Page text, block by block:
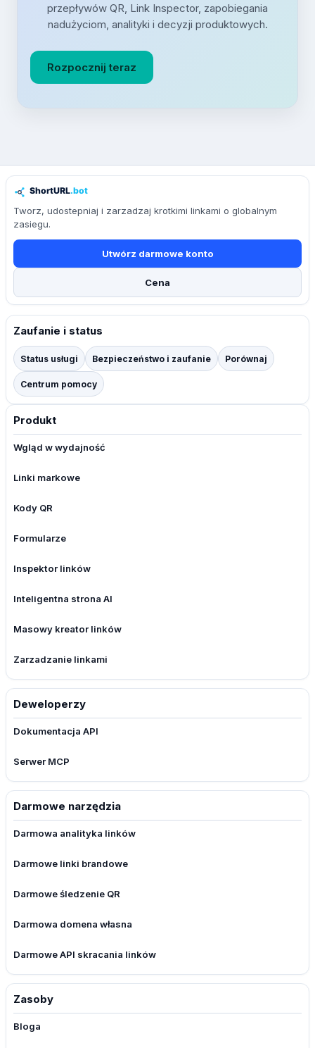
przepływów QR, Link Inspector, zapobiegania
nadużyciom, analityki i decyzji produktowych.
Rozpocznij teraz
Tworz, udostepniaj i zarzadzaj krotkimi linkami o globalnym
zasiegu.
Utwórz darmowe konto
Cena
Zaufanie i status
Status usługi Bezpieczeństwo i zaufanie Porównaj
Centrum pomocy
Produkt
Wgląd w wydajność
Linki markowe
Kody QR
Formularze
Inspektor linków
Inteligentna strona AI
Masowy kreator linków
Zarzadzanie linkami
Deweloperzy
Dokumentacja API
Serwer MCP
Darmowe narzędzia
Darmowa analityka linków
Darmowe linki brandowe
Darmowe śledzenie QR
Darmowa domena własna
Darmowe API skracania linków
Zasoby
Bloga